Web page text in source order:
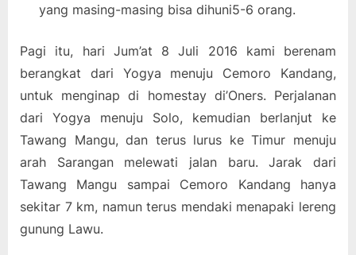
yang masing-masing bisa dihuni5-6 orang.
Pagi itu, hari Jum’at 8 Juli 2016 kami berenam
berangkat dari Yogya menuju Cemoro Kandang,
untuk menginap di homestay di’Oners. Perjalanan
dari Yogya menuju Solo, kemudian berlanjut ke
Tawang Mangu, dan terus lurus ke Timur menuju
arah Sarangan melewati jalan baru. Jarak dari
Tawang Mangu sampai Cemoro Kandang hanya
sekitar 7 km, namun terus mendaki menapaki lereng
gunung Lawu.